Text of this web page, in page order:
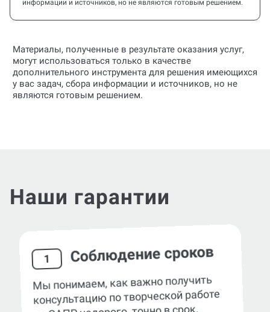
информации и источников, но не являются готовым решением.
Материалы, полученные в результате оказания услуг,
могут использоваться только в качестве
дополнительного инструмента для решения имеющихся
у вас задач, сбора информации и источников, но не
являются готовым решением.
Наши гарантии
1 Соблюдение сроков
Мы понимаем, как важно получить
консультацию по творческой работе